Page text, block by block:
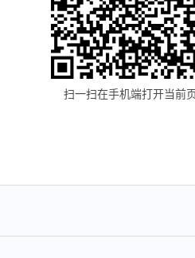
扫一扫在手机端打开当前